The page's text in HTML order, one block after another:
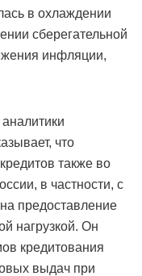
в охлаждении
сберегательной
инфляции,
что
также во
в частности, с
предоставление
нагрузкой. Он
кредитования
выдач при